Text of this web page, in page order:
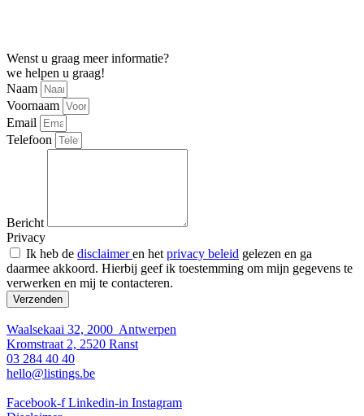
Wenst u graag meer informatie?
we helpen u graag!
Naam
Voornaam
Email
Telefoon
Bericht
Privacy
Ik heb de disclaimeren het privacy beleid gelezen en ga
daarmee akkoord. Hierbij geef ik toestemming om mijn gegevens te
verwerken en mij te contacteren.
Verzenden
Waalsekaai 32, 2000 Antwerpen
Kromstraat 2, 2520 Ranst
03 284 40 40
hello@listings.be
Facebook-f Linkedin-in Instagram